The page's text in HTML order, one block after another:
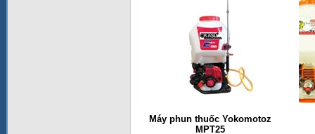
Máy phun thuốc Yokomotoz
MPT25